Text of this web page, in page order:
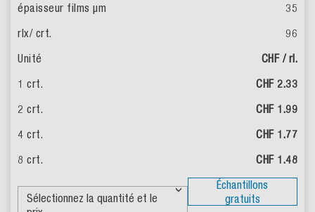
35
96
CHF / rl.
CHF 2.33
CHF 1.99
CHF 1.77
CHF 1.48
Échantillons
gratuits